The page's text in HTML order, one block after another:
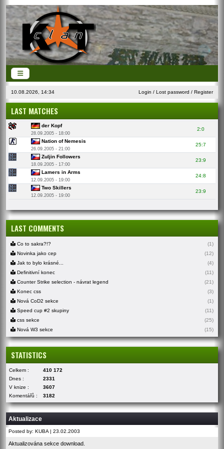
10.08.2026, 14:34 Login / Lost password / Register
LAST MATCHES
der Kopf
28.09.2005 - 18:00
2:0
Nation of Nemesis
26.09.2005 - 21:00
25:7
Zuljin Followers
18.09.2005 - 17:00
23:9
Lamers in Arms
12.09.2005 - 19:00
24:8
Two Skillers
12.09.2005 - 19:00
23:9
LAST COMMENTS
Co to sakra?!?
(1)
Novinka jako cep
(12)
Jak to bylo krásné...
(4)
Definitivní konec
(11)
Counter Strike selection - návrat legend
(21)
Konec css
(3)
Nová CoD2 sekce
(1)
Speed cup #2 skupiny
(11)
css sekce
(25)
Nová W3 sekce
(15)
STATISTICS
Celkem :
410 172
Dnes :
2331
V knize :
3607
Komentářů :
3182
Aktualizace
Posted by: KUBA | 23.02.2003
Aktualizována sekce download.